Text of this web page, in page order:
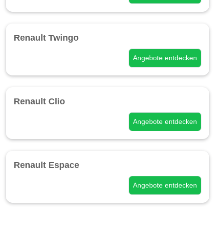
Renault Twingo
Angebote entdecken
Renault Clio
Angebote entdecken
Renault Espace
Angebote entdecken